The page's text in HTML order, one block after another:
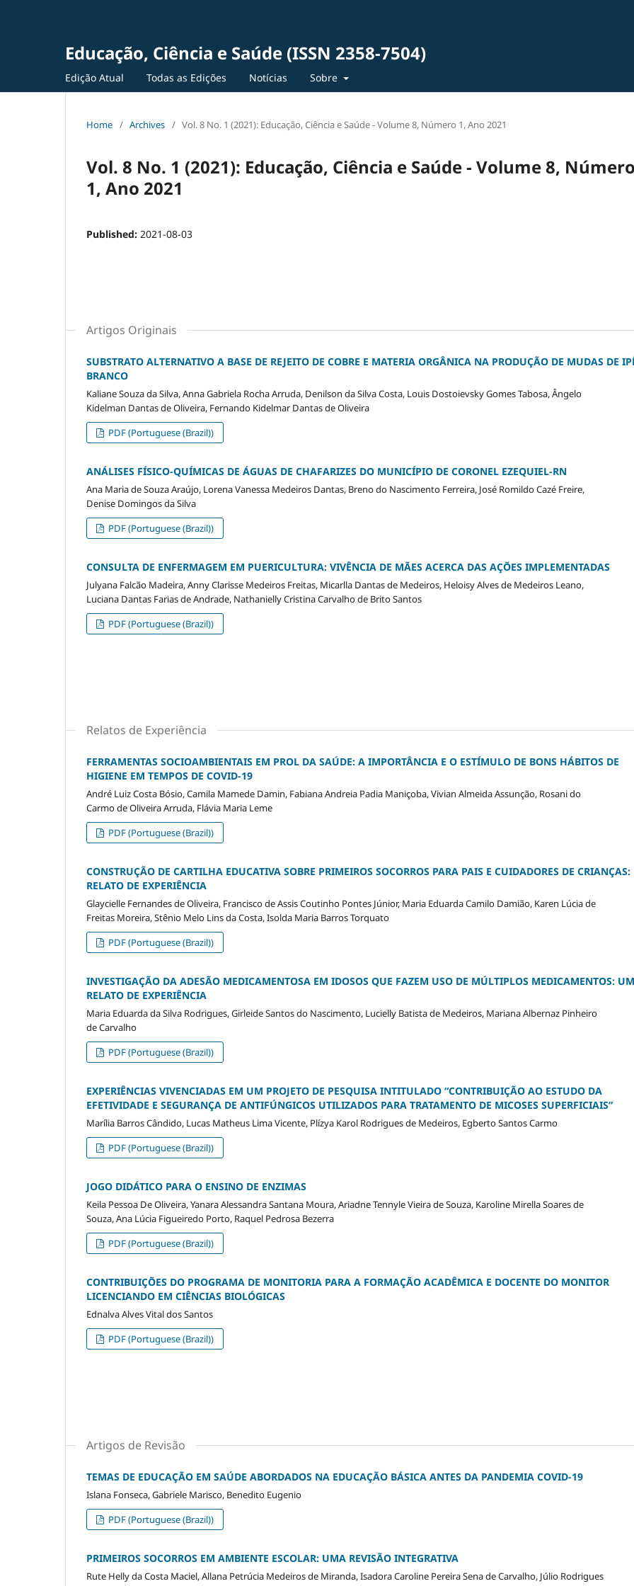
Educação, Ciência e Saúde (ISSN 2358-7504)
Edição Atual Todas as Edições Notícias Sobre
Home / Archives / Vol. 8 No. 1 (2021): Educação, Ciência e Saúde - Volume 8, Número 1, Ano 2021
Vol. 8 No. 1 (2021): Educação, Ciência e Saúde - Volume 8, Número
1, Ano 2021
Published: 2021-08-03
Artigos Originais
SUBSTRATO ALTERNATIVO A BASE DE REJEITO DE COBRE E MATERIA ORGÂNICA NA PRODUÇÃO DE MUDAS DE
BRANCO
Kaliane Souza da Silva, Anna Gabriela Rocha Arruda, Denilson da Silva Costa, Louis Dostoievsky Gomes Tabosa, Ângelo
Kidelman Dantas de Oliveira, Fernando Kidelmar Dantas de Oliveira
PDF (Portuguese (Brazil))
ANÁLISES FÍSICO-QUÍMICAS DE ÁGUAS DE CHAFARIZES DO MUNICÍPIO DE CORONEL EZEQUIEL-RN
Ana Maria de Souza Araújo, Lorena Vanessa Medeiros Dantas, Breno do Nascimento Ferreira, José Romildo Cazé Freire,
Denise Domingos da Silva
PDF (Portuguese (Brazil))
CONSULTA DE ENFERMAGEM EM PUERICULTURA: VIVÊNCIA DE MÃES ACERCA DAS AÇÕES IMPLEMENTADAS
Julyana Falcão Madeira, Anny Clarisse Medeiros Freitas, Micarlla Dantas de Medeiros, Heloisy Alves de Medeiros Leano,
Luciana Dantas Farias de Andrade, Nathanielly Cristina Carvalho de Brito Santos
PDF (Portuguese (Brazil))
Relatos de Experiência
FERRAMENTAS SOCIOAMBIENTAIS EM PROL DA SAÚDE: A IMPORTÂNCIA E O ESTÍMULO DE BONS HÁBITOS DE
HIGIENE EM TEMPOS DE COVID-19
André Luiz Costa Bósio, Camila Mamede Damin, Fabiana Andreia Padia Maniçoba, Vivian Almeida Assunção, Rosani do
Carmo de Oliveira Arruda, Flávia Maria Leme
PDF (Portuguese (Brazil))
CONSTRUÇÃO DE CARTILHA EDUCATIVA SOBRE PRIMEIROS SOCORROS PARA PAIS E CUIDADORES DE CRIANÇAS:
RELATO DE EXPERIÊNCIA
Glaycielle Fernandes de Oliveira, Francisco de Assis Coutinho Pontes Júnior, Maria Eduarda Camilo Damião, Karen Lúcia de
Freitas Moreira, Stênio Melo Lins da Costa, Isolda Maria Barros Torquato
PDF (Portuguese (Brazil))
INVESTIGAÇÃO DA ADESÃO MEDICAMENTOSA EM IDOSOS QUE FAZEM USO DE MÚLTIPLOS MEDICAMENTOS: UM
RELATO DE EXPERIÊNCIA
Maria Eduarda da Silva Rodrigues, Girleide Santos do Nascimento, Lucielly Batista de Medeiros, Mariana Albernaz Pinheiro
de Carvalho
PDF (Portuguese (Brazil))
EXPERIÊNCIAS VIVENCIADAS EM UM PROJETO DE PESQUISA INTITULADO “CONTRIBUIÇÃO AO ESTUDO DA
EFETIVIDADE E SEGURANÇA DE ANTIFÚNGICOS UTILIZADOS PARA TRATAMENTO DE MICOSES SUPERFICIAIS”
Marília Barros Cândido, Lucas Matheus Lima Vicente, Plízya Karol Rodrigues de Medeiros, Egberto Santos Carmo
PDF (Portuguese (Brazil))
JOGO DIDÁTICO PARA O ENSINO DE ENZIMAS
Keila Pessoa De Oliveira, Yanara Alessandra Santana Moura, Ariadne Tennyle Vieira de Souza, Karoline Mirella Soares de
Souza, Ana Lúcia Figueiredo Porto, Raquel Pedrosa Bezerra
PDF (Portuguese (Brazil))
CONTRIBUIÇÕES DO PROGRAMA DE MONITORIA PARA A FORMAÇÃO ACADÊMICA E DOCENTE DO MONITOR
LICENCIANDO EM CIÊNCIAS BIOLÓGICAS
Ednalva Alves Vital dos Santos
PDF (Portuguese (Brazil))
Artigos de Revisão
TEMAS DE EDUCAÇÃO EM SAÚDE ABORDADOS NA EDUCAÇÃO BÁSICA ANTES DA PANDEMIA COVID-19
Islana Fonseca, Gabriele Marisco, Benedito Eugenio
PDF (Portuguese (Brazil))
PRIMEIROS SOCORROS EM AMBIENTE ESCOLAR: UMA REVISÃO INTEGRATIVA
Rute Helly da Costa Maciel, Allana Petrúcia Medeiros de Miranda, Isadora Caroline Pereira Sena de Carvalho, Júlio Rodrigues